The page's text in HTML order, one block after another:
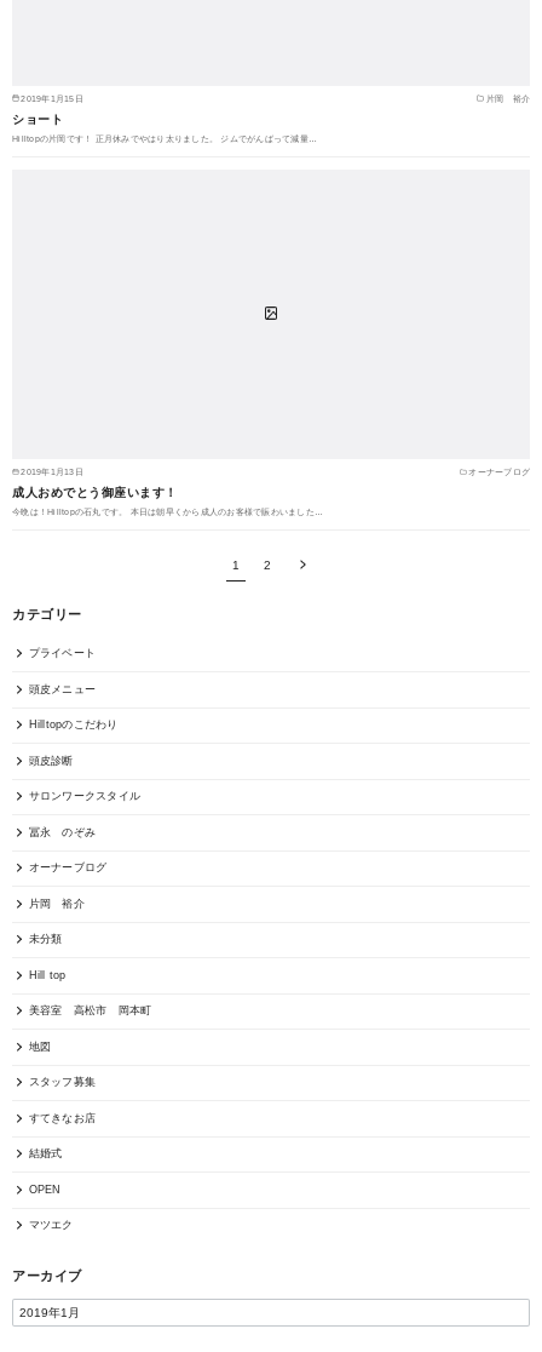
2019年1月15日 片岡 裕介
ショート
Hilltopの片岡です！ 正月休みでやはり太りました。 ジムでがんばって減量…
2019年1月13日 オーナーブログ
成人おめでとう御座います！
今晩は！Hilltopの石丸です。 本日は朝早くから成人のお客様で賑わいました…
1 2
カテゴリー
プライベート
頭皮メニュー
Hilltopのこだわり
頭皮診断
サロンワークスタイル
冨永 のぞみ
オーナーブログ
片岡 裕介
未分類
Hill top
美容室 高松市 岡本町
地図
スタッフ募集
すてきなお店
結婚式
OPEN
マツエク
アーカイブ